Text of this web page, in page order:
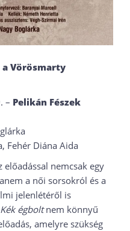
a Vörösmarty
– Pelikán Fészek
Fehér Diána Aida
előadással nemcsak egy
a női sorsokról és a
jelenlétéről is
Kék égboltnem könnyű
amelyre szükség